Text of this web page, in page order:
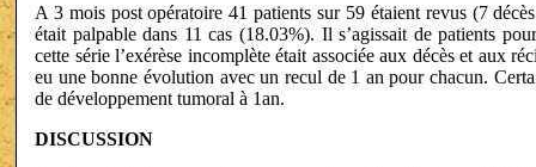
A 3 mois post opératoire 41 patients sur 59 étaient revus (7
était palpable dans 11 cas (18.03%). Il s’agissait de patients
cette série l’exérèse incomplète était associée aux décès et aux
eu une bonne évolution avec un recul de 1 an pour chacun.
de développement tumoral à 1an.
DISCUSSION